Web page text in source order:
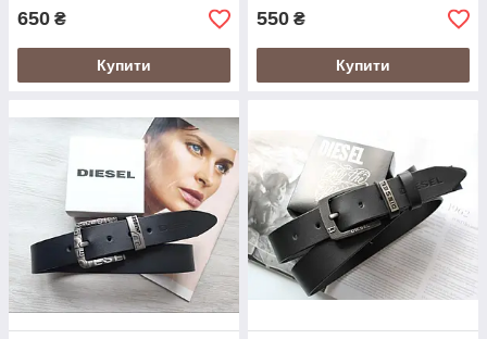
650 ₴
Купити
550 ₴
Купити